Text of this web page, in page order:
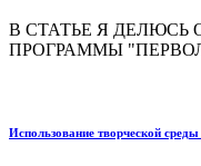
В СТАТЬЕ Я
ПРОГРАММЫ
Использование творческой